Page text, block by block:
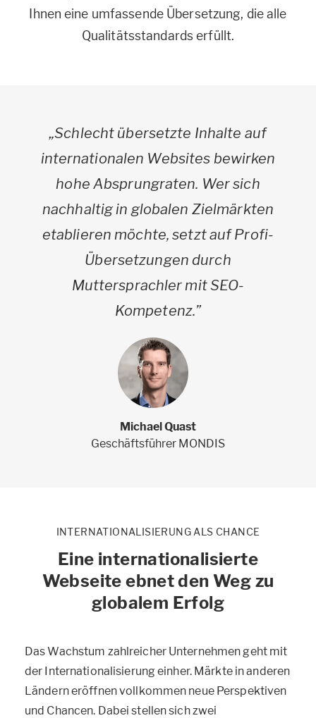
Ihnen eine umfassende Übersetzung, die alle
Qualitätsstandards erfüllt.
„Schlecht übersetzte Inhalte auf
internationalen Websites bewirken
hohe Absprungraten. Wer sich
nachhaltig in globalen Zielmärkten
etablieren möchte, setzt auf Profi-
Übersetzungen durch
Muttersprachler mit SEO-
Kompetenz.”
Michael Quast
Geschäftsführer MONDIS
INTERNATIONALISIERUNG ALS CHANCE
Eine internationalisierte
Webseite ebnet den Weg zu
globalem Erfolg
Das Wachstum zahlreicher Unternehmen geht mit
der Internationalisierung einher. Märkte in anderen
Ländern eröffnen vollkommen neue Perspektiven
und Chancen. Dabei stellen sich zwei